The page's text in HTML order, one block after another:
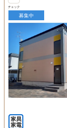
チェック
募集中